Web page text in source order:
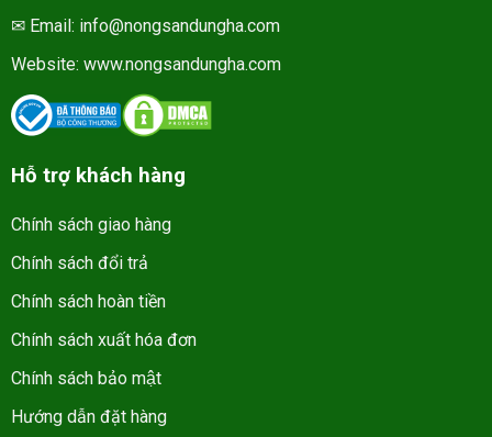
✉ Email: info@nongsandungha.com
Website: www.nongsandungha.com
Hỗ trợ khách hàng
Chính sách giao hàng
Chính sách đổi trả
Chính sách hoàn tiền
Chính sách xuất hóa đơn
Chính sách bảo mật
Hướng dẫn đặt hàng